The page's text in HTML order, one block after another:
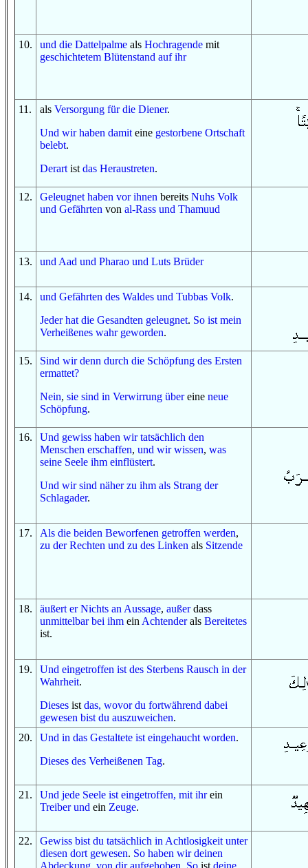
10. und die Dattelpalme als Hochragende mit
geschichtetem Blütenstand auf ihr
11 . als Versorgung fürdie Diener.
Und wir haben damit eine gestorbene Ortschaft
belebt.
Derart ist das Heraustreten.
12. Geleugnet haben vor ihnen bereits Nuhs Volk
und Gefährten von al-Rass und Thamuud
13. und Aad und Pharao und Luts Brüder
14. und Gefährten des Waldes und Tubbas Volk.
Jeder hat die Gesandten geleugnet. So ist mein
Verheißenes wahr geworden.
15. Sind wir denn durch die Schöpfung des Ersten
ermattet?
Nein, sie sind in Verwirrung übereine neue
Schöpfung.
16. Und gewiss haben wir tatsächlich den
Menschen erschaffen, und wir wissen, was
seine Seele ihm einflüstert.
Und wir sind näher zu ihm als Strang der
Schlagader.
17. Als die beiden Beworfenen getroffen werden,
zu der Rechten und zu des Linken als Sitzende
18. äußert er Nichts an Aussage, außerdass
unmittelbar bei ihm ein Achtenderals Bereitetes
ist.
19. Und eingetroffen ist des Sterbens Rausch in der
Wahrheit.
Dieses ist das, wovor du fortwährend dabei
gewesen bist du auszuweichen.
20. Und in das Gestaltete ist eingehaucht worden.
Dieses des Verheißenen Tag.
21 . Und jede Seele ist eingetroffen, mit ihrein
Treiber und ein Zeuge.
22. Gewiss bist du tatsächlich in Achtlosigkeit unter
diesen dort gewesen. So haben wir deinen
Abdeckung von diraufgehoben. So ist deine